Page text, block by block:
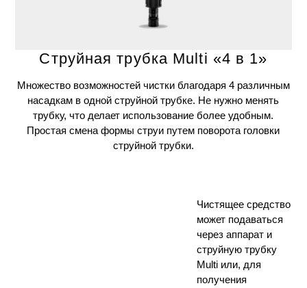
Струйная трубка Multi «4 в 1»
Множество возможностей чистки благодаря 4 различным
насадкам в одной струйной трубке. Не нужно менять
трубку, что делает использование более удобным.
Простая смена формы струи путем поворота головки
струйной трубки.
Чистящее средство
может подаваться
через аппарат и
струйную трубку
Multi или, для
получения